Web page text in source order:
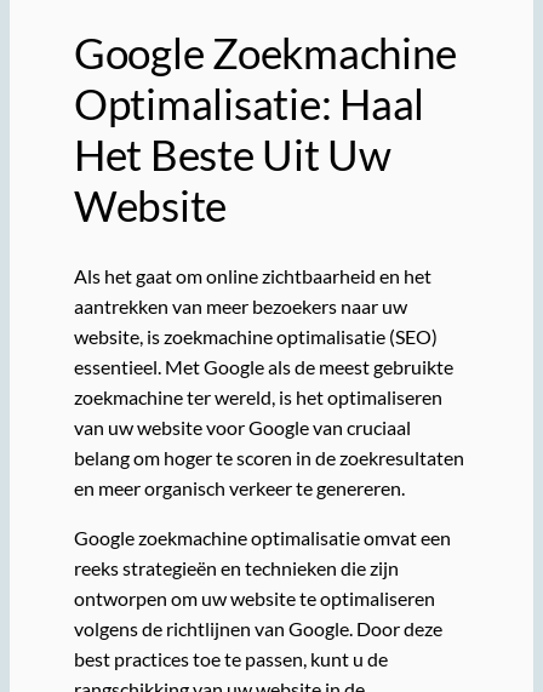
Google Zoekmachine
Optimalisatie: Haal
Het Beste Uit Uw
Website
Als het gaat om online zichtbaarheid en het
aantrekken van meer bezoekers naar uw
website, is zoekmachine optimalisatie (SEO)
essentieel. Met Google als de meest gebruikte
zoekmachine ter wereld, is het optimaliseren
van uw website voor Google van cruciaal
belang om hoger te scoren in de zoekresultaten
en meer organisch verkeer te genereren.
Google zoekmachine optimalisatie omvat een
reeks strategieën en technieken die zijn
ontworpen om uw website te optimaliseren
volgens de richtlijnen van Google. Door deze
best practices toe te passen, kunt u de